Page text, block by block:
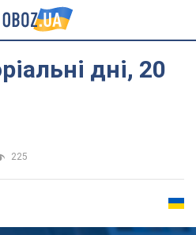
дні, 20
225